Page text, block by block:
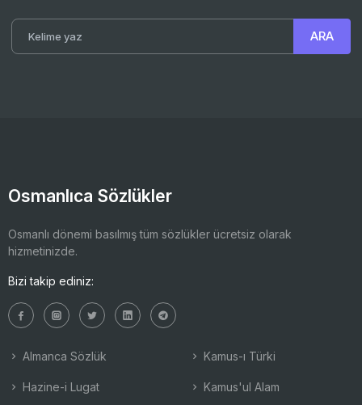
Osmanlıca Sözlükler
Osmanlı dönemi basılmış tüm sözlükler ücretsiz olarak
hizmetinizde.
Bizi takip ediniz:
Almanca Sözlük
Hazine-i Lugat
Kamus-ı Türki
Kamus'ul Alam